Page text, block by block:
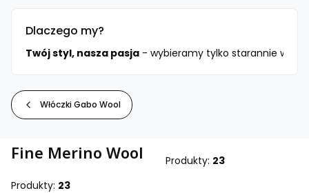
Dlaczego my?
Twój styl, nasza pasja - wybieramy tylko starannie
Włóczki Gabo Wool
Fine Merino Wool Produkty: 23
Produkty: 23